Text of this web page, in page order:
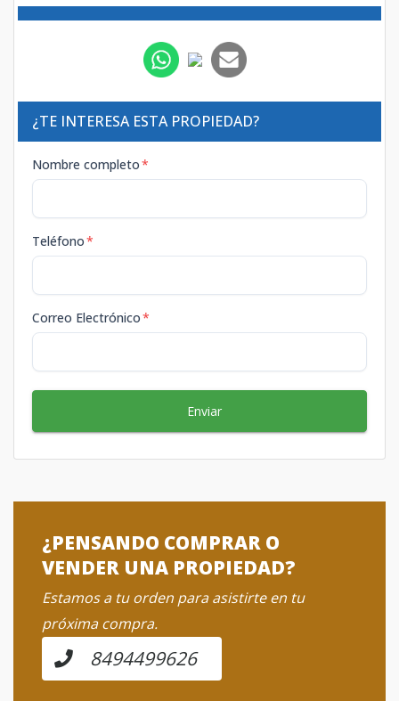
¿TE INTERESA ESTA PROPIEDAD?
Nombre completo*
Teléfono*
Correo Electrónico*
Enviar
¿PENSANDO COMPRAR O
VENDER UNA PROPIEDAD?
Estamos a tu orden para asistirte en tu
próxima compra.
8494499626